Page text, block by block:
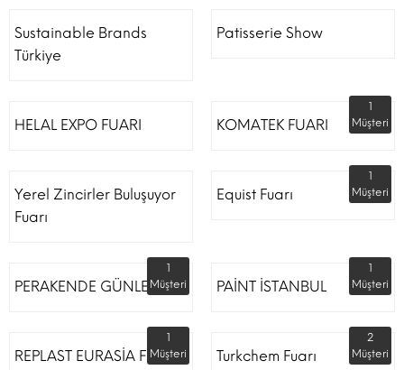
Sustainable Brands
Türkiye
Patisserie Show
HELAL EXPO FUARI KOMATEK FUARI
1
Müşteri
Yerel Zincirler Buluşuyor
Fuarı
Equist Fuarı
1
Müşteri
PERAKENDE GÜNLERİ
1
Müşteri
PAİNT İSTANBUL
1
Müşteri
REPLAST EURASİA FUARI
1
Müşteri
Turkchem Fuarı
2
Müşteri